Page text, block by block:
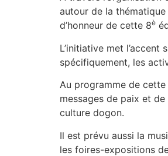
autour de la
d’honneur de cette 8è
L’initiative met
spécifiquement, les
Au programme de cette
messages de paix et
culture dogon.
Il est prévu aussi la
les foires-expositions